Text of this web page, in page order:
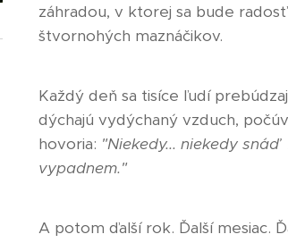
záhradou, v ktorej sa bude
štvornohých maznáčikov.
Každý deň sa tisíce ľudí
dýchajú vydýchaný vzduch,
hovoria: "Niekedy... niekedy
vypadnem."
A potom ďalší rok. Ďalší mesiac.